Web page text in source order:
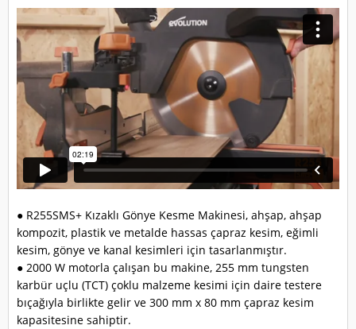
● R255SMS+ Kızaklı Gönye Kesme Makinesi, ahşap, ahşap
kompozit, plastik ve metalde hassas çapraz kesim, eğimli
kesim, gönye ve kanal kesimleri için tasarlanmıştır.
● 2000 W motorla çalışan bu makine, 255 mm tungsten
karbür uçlu (TCT) çoklu malzeme kesimi için daire testere
bıçağıyla birlikte gelir ve 300 mm x 80 mm çapraz kesim
kapasitesine sahiptir.